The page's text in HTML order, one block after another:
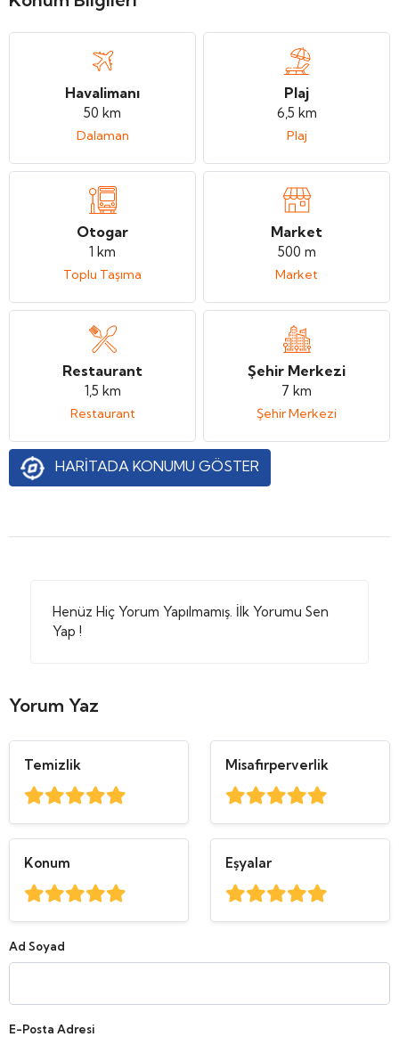
Havalimanı
50 km
Dalaman
Plaj
6,5 km
Plaj
Otogar
1 km
Toplu Taşıma
Market
500 m
Market
Restaurant
1,5 km
Restaurant
Şehir Merkezi
7 km
Şehir Merkezi
HARİTADA KONUMU GÖSTER
Henüz Hiç Yorum Yapılmamış. İlk Yorumu Sen
Yap !
Yorum Yaz
Temizlik Misafirperverlik
Konum Eşyalar
Ad Soyad
E-Posta Adresi